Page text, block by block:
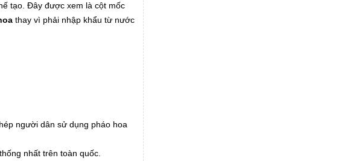
tạo. Đây được xem là cột mốc
thay vì phải nhập khẩu từ nước
người dân sử dụng pháo hoa
nhất trên toàn quốc.